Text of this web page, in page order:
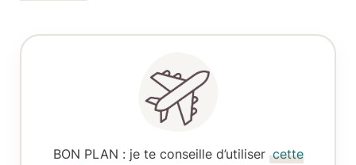
BON PLAN : je te conseille d’utiliser cette